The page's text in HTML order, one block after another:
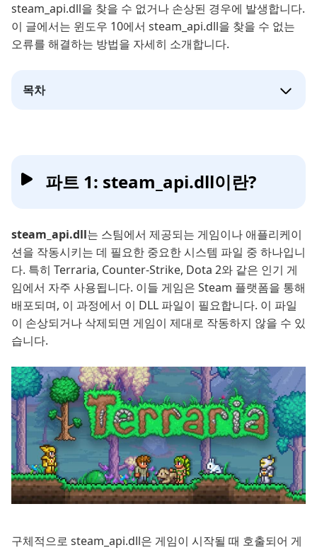
steam_api.dll을 찾을 수 없거나 손상된 경우에 발생합니다.
이 글에서는 윈도우 10에서 steam_api.dll을 찾을 수 없는
오류를 해결하는 방법을 자세히 소개합니다.
목차
파트 1: steam_api.dll이란?
steam_api.dll는 스팀에서 제공되는 게임이나 애플리케이
션을 작동시키는 데 필요한 중요한 시스템 파일 중 하나입니
다. 특히 Terraria, Counter-Strike, Dota 2와 같은 인기 게
임에서 자주 사용됩니다. 이들 게임은 Steam 플랫폼을 통해
배포되며, 이 과정에서 이 DLL 파일이 필요합니다. 이 파일
이 손상되거나 삭제되면 게임이 제대로 작동하지 않을 수 있
습니다.
구체적으로 steam_api.dll은 게임이 시작될 때 호출되어 게